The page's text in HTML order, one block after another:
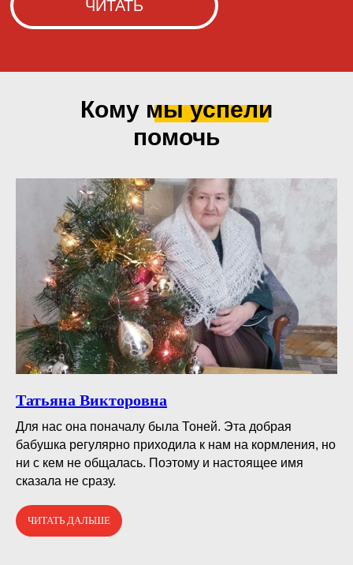
Кому мыуспели
помочь
Татьяна Викторовна
Для нас она поначалу была Тоней. Эта добрая
бабушка регулярно приходила к нам на кормления, но
ни с кем не общалась. Поэтому и настоящее имя
сказала не сразу.
ЧИТАТЬ ДАЛЬШЕ